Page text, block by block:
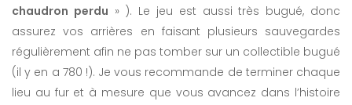
chaudron perdu » ). Le jeu est aussi très bugué, donc
assurez vos arrières en faisant plusieurs sauvegardes
régulièrement afin ne pas tomber sur un collectible bugué
(il y en a 780 !). Je vous recommande de terminer chaque
lieu au fur et à mesure que vous avancez dans l’histoire